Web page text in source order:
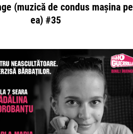
(muzică de condus mașina pe
ea) #35